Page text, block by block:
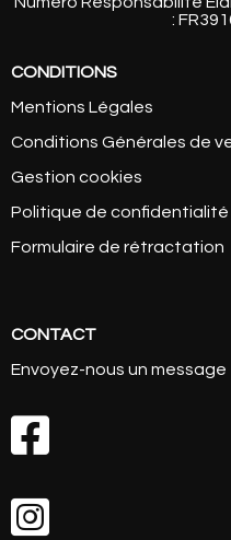
:
CONDITIONS
Mentions Légales
Conditions Générales de
Gestion cookies
Politique de confidentialité
Formulaire de rétractation
CONTACT
Envoyez-nous un message

